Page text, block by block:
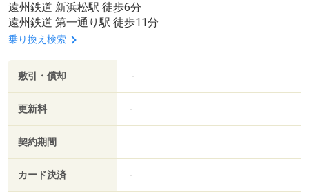
遠州鉄道 新浜松駅 徒歩6分
遠州鉄道 第一通り駅 徒歩11分
乗り換え検索
敷引・償却 -
更新料 -
契約期間
カード決済 -